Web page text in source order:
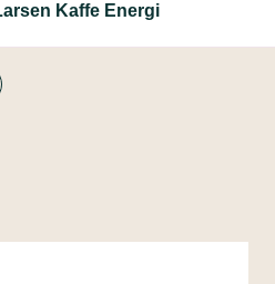
Kaffe Energi